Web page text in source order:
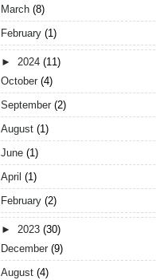
March (8)
February (1)
► 2024 (11)
October (4)
September (2)
August (1)
June (1)
April (1)
February (2)
► 2023 (30)
December (9)
August (4)